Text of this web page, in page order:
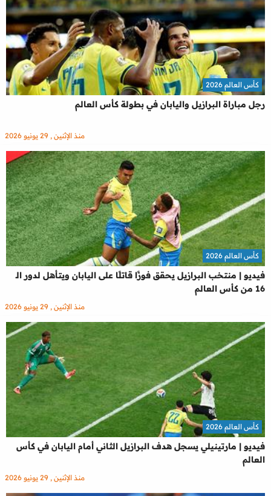
رجل مباراة البرازيل واليابان في بطولة كأس العالم
كأس العالم 2026
منذ الإثنين , 29 يونيو 2026
فيديو | منتخب البرازيل يحقق فوزًا قاتلًا على اليابان ويتأهل لدور الـ
16 من كأس العالم
كأس العالم 2026
منذ الإثنين , 29 يونيو 2026
فيديو | مارتينيلي يسجل هدف البرازيل الثاني أمام اليابان في كأس
العالم
كأس العالم 2026
منذ الإثنين , 29 يونيو 2026